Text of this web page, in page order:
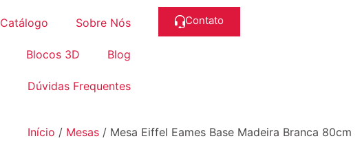
Catálogo Sobre Nós
Blocos 3D Blog
Dúvidas Frequentes
Contato
Início / Mesas / Mesa Eiffel Eames Base Madeira Branca 80cm